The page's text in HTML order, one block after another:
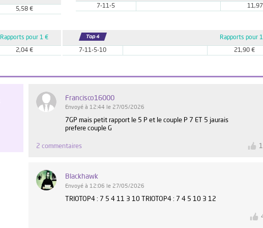
5,58 € 7-11-5
Rapports pour 1 €
2,04 €
Rapports pour
7-11-5-10 21,90 €
Francisco16000
Envoyé à 12:44 le 27/05/2026
7GP mais petit rapport le 5 P et le couple P 7 ET 5 jaurais
prefere couple G
2 commentaires 1
Blackhawk
Envoyé à 12:06 le 27/05/2026
TRIOTOP4 : 7 5 4 11 3 10 TRIOTOP4 : 7 4 5 10 3 12